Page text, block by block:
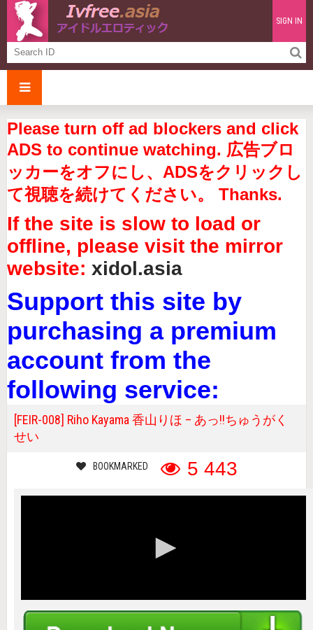
SIGN IN
Please turn off ad blockers and click
ADS to continue watching. 広告ブロ
ッカーをオフにし、ADSをクリックし
て視聴を続けてください。 Thanks.
If the site is slow to load or
offline, please visit the mirror
website: xidol.asia
Support this site by
purchasing a premium
account from the
following service:
[FEIR-008] Riho Kayama 香山りほ – あっ!!ちゅうがく
せい
BOOKMARKED 5 443